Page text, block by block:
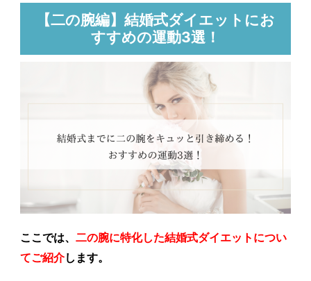
【二の腕編】結婚式ダイエットにお
すすめの運動3選！
ここでは、二の腕に特化した結婚式ダイエットについ
てご紹介します。